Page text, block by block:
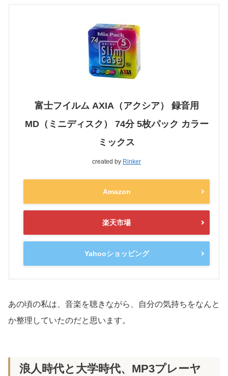
富士フイルム AXIA（アクシア） 録音用
MD（ミニディスク） 74分 5枚パック カラー
ミックス
created by Rinker
Amazon
楽天市場
Yahooショッピング
あの頃の私は、音楽を聴きながら、自分の気持ちをなんと
か整理していたのだと思います。
浪人時代と大学時代、MP3プレーヤ